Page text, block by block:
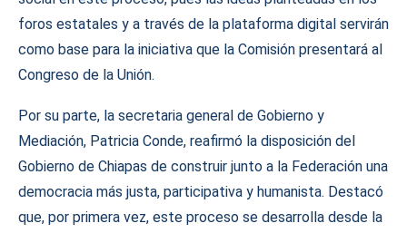
foros estatales y a través de la plataforma digital servirán
como base para la iniciativa que la Comisión presentará al
Congreso de la Unión.
Por su parte, la secretaria general de Gobierno y
Mediación, Patricia Conde, reafirmó la disposición del
Gobierno de Chiapas de construir junto a la Federación una
democracia más justa, participativa y humanista. Destacó
que, por primera vez, este proceso se desarrolla desde la